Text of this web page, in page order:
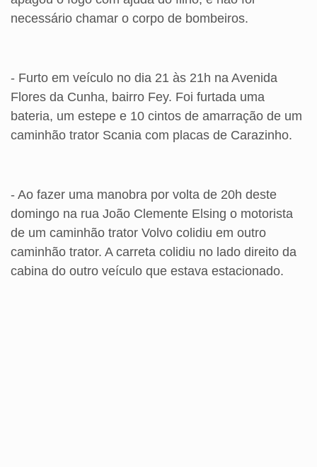
necessário chamar o corpo de bombeiros.
- Furto em veículo no dia 21 às 21h na Avenida
Flores da Cunha, bairro Fey. Foi furtada uma
bateria, um estepe e 10 cintos de amarração de um
caminhão trator Scania com placas de Carazinho.
- Ao fazer uma manobra por volta de 20h deste
domingo na rua João Clemente Elsing o motorista
de um caminhão trator Volvo colidiu em outro
caminhão trator. A carreta colidiu no lado direito da
cabina do outro veículo que estava estacionado.